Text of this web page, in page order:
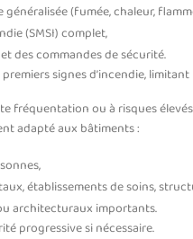
(fumée, chaleur,
(SMSI) complet,
des commandes de sécurité.
signes d’incendie,
fréquentation ou à risques élevés
adapté aux bâtiments :
établissements de soins,
architecturaux importants.
progressive si nécessaire.